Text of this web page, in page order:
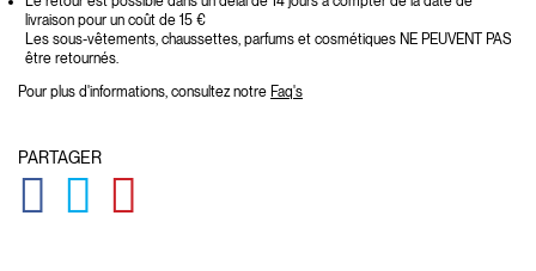
livraison pour un coût de 15 €
Les sous-vêtements, chaussettes, parfums et cosmétiques NE PEUVENT PAS
être retournés.
Pour plus d'informations, consultez notre Faq's
PARTAGER
GLOBAL.SOCIALSHARE.FACEBOOK
GLOBAL.SOCIALSHARE.TWITTER